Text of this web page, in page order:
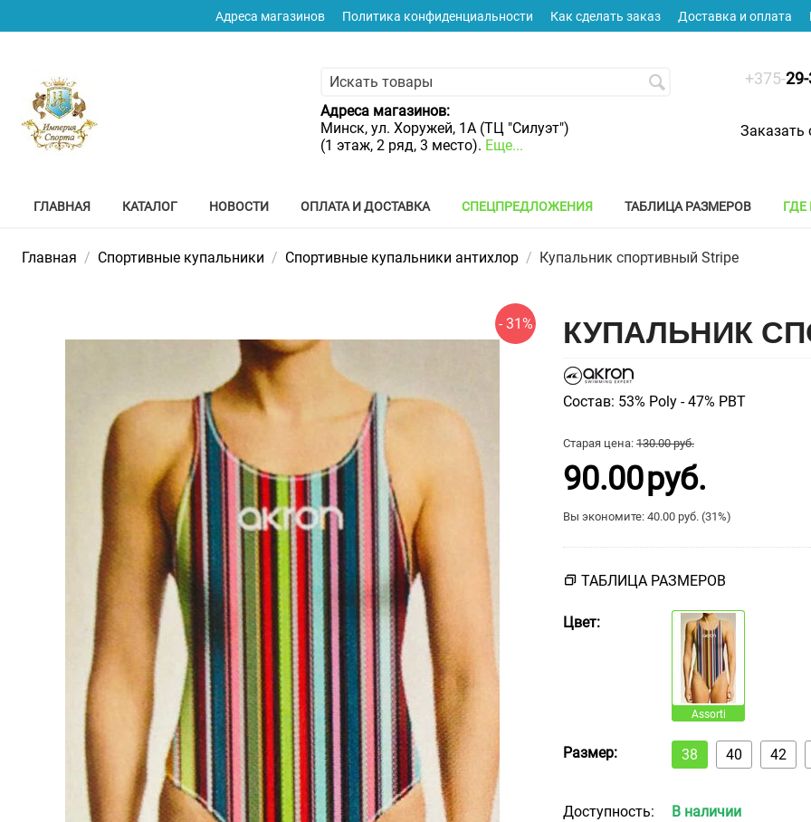
Адреса магазинов Политика конфиденциальности Как сделать заказ Доставка и оплата
Адреса магазинов:
Минск, ул. Хоружей, 1А (ТЦ "Силуэт")
(1 этаж, 2 ряд, 3 место). Еще...
+375-
Заказать
ГЛАВНАЯ КАТАЛОГ НОВОСТИ ОПЛАТА И ДОСТАВКА СПЕЦПРЕДЛОЖЕНИЯ ТАБЛИЦА РАЗМЕРОВ ГДЕ
Главная / Спортивные купальники / Спортивные купальники антихлор / Купальник спортивный Stripe
- 31% КУПАЛЬНИК
Состав: 53% Poly - 47% PBT
Старая цена: 130.00 руб.
90.00руб.
Вы экономите: 40.00 руб. (31%)
ТАБЛИЦА РАЗМЕРОВ
Цвет:
Assorti
Размер: 38 40 42
Доступность:
В наличии